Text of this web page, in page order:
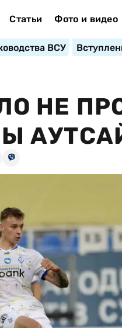
Статьи Фото и видео
ВСУ
НЕ